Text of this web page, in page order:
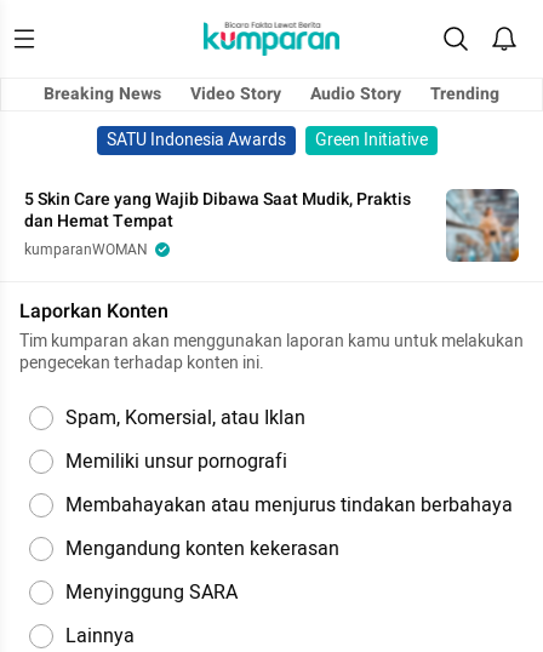
Breaking News Video Story Audio Story
Trending
SATU Indonesia Awards
Green Initiative
5 Skin Care yang Wajib Dibawa Saat Mudik, Praktis
dan Hemat Tempat
kumparanWOMAN
Laporkan Konten
Tim kumparan akan menggunakan laporan kamu untuk melakukan
pengecekan terhadap konten ini.
Spam, Komersial, atau Iklan
Memiliki unsur pornografi
Membahayakan atau menjurus tindakan berbahaya
Mengandung konten kekerasan
Menyinggung SARA
Lainnya